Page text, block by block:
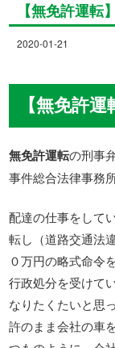
【無免許運転
2020-01-21
【無免許
無免許運転の刑事
事件総合法律事務
配達の仕事をして
転し（道路交通法
０万円の略式命令
行政処分を受けて
なりたくたいと思
許のまま会社の車